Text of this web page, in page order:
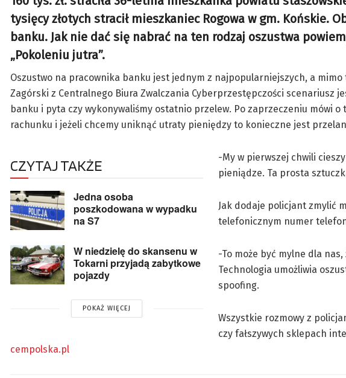
tysięcy złotych stracił mieszkaniec Rogowa w gm. Końskie.
banku. Jak nie dać się nabrać na ten rodzaj oszustwa
„Pokoleniu jutra”.
Oszustwo na pracownika banku jest jednym z najpopularniejszych, a
Zagórski z Centralnego Biura Zwalczania Cyberprzestępczości scenariusz
banku i pyta czy wykonywaliśmy ostatnio przelew. Po zaprzeczeniu mówi
rachunku i jeżeli chcemy uniknąć utraty pieniędzy to konieczne jest
CZYTAJ TAKŻE
Jedna osoba
poszkodowana w wypadku
na S7
W niedzielę do skansenu w
Tokarni przyjadą zabytkowe
pojazdy
POKAŻ WIĘCEJ
-My w pierwszej chwili
pieniądze. Ta prosta
Jak dodaje policjant zmylić
telefonicznym numer
-To może być mylne dla
Technologia umożliwia
spoofing.
Wszystkie rozmowy z
czy fałszywych sklepach
cempolska.pl